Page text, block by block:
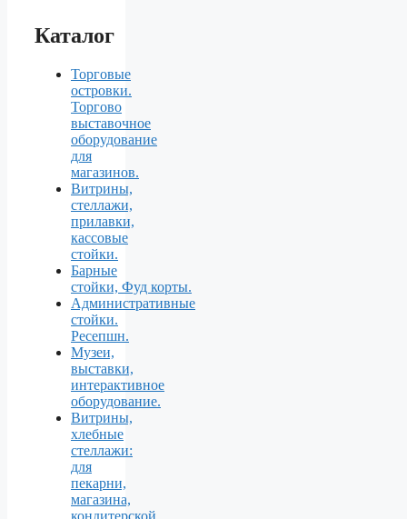
Каталог
Торговые
островки.
Торгово
выставочное
оборудование
для
магазинов.
Витрины,
стеллажи,
прилавки,
кассовые
стойки.
Барные
стойки, Фуд корты.
Aдминистративные
стойки.
Ресепшн.
Музеи,
выставки,
интерактивное
оборудование.
Витрины,
хлебные
стеллажи:
для
пекарни,
магазина,
кондитерской.